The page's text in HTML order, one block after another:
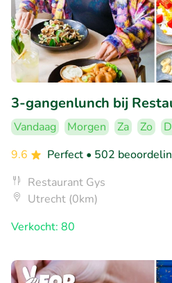
3-gangenlunch bij
Vandaag Morgen Za Zo
9.6
Perfect • 502
Restaurant Gys
Utrecht (0km)
Verkocht: 80